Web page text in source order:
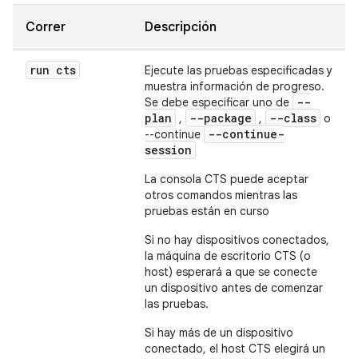
Correr Descripción
run cts
Ejecute las pruebas especificadas y
muestra información de progreso.
Se debe especificar uno de
--
plan
, --package , --class o
--continue
--continue-
session
La consola CTS puede aceptar
otros comandos mientras las
pruebas están en curso
Si no hay dispositivos conectados,
la máquina de escritorio CTS (o
host) esperará a que se conecte
un dispositivo antes de comenzar
las pruebas.
Si hay más de un dispositivo
conectado, el host CTS elegirá un